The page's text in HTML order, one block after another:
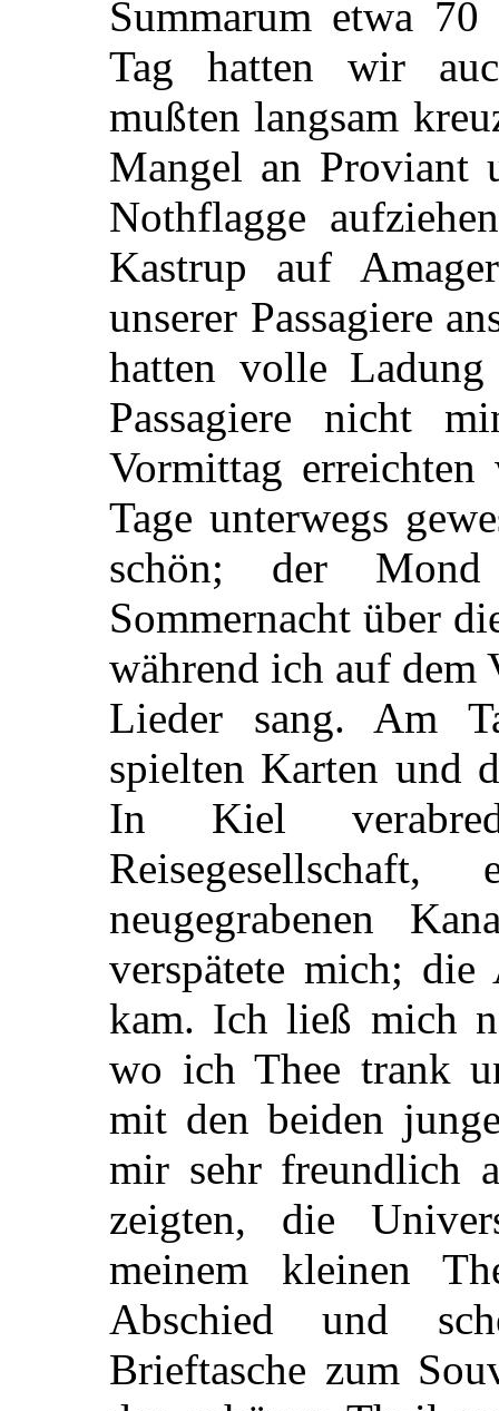
Summarum etwa 70
Tag hatten wir
mußten langsam
Mangel an Proviant
Nothflagge
Kastrup auf
unserer Passagiere
hatten volle
Passagiere nicht
Vormittag
Tage unterwegs
schön; der
Sommernacht über
während ich auf dem
Lieder sang. Am
spielten Karten und
In Kiel
neugegrabenen
verspätete mich;
kam. Ich ließ mich
wo ich Thee trank
mit den beiden
mir sehr freundlich
zeigten, die
meinem kleinen
Abschied und
Brieftasche zum